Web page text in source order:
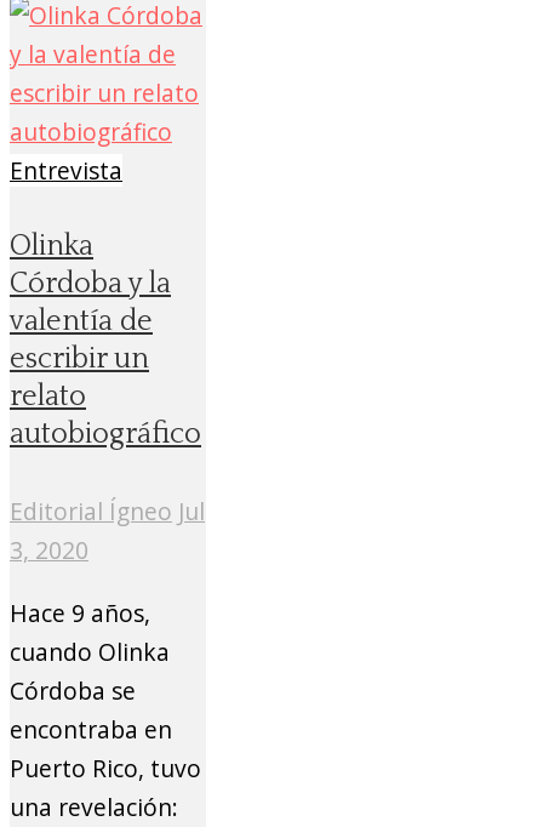
Entrevista
Olinka
Córdoba y la
valentía de
escribir un
relato
autobiográfico
Editorial Ígneo Jul
3, 2020
Hace 9 años,
cuando Olinka
Córdoba se
encontraba en
Puerto Rico, tuvo
una revelación: